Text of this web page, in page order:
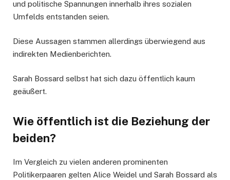
und politische Spannungen innerhalb ihres sozialen
Umfelds entstanden seien.
Diese Aussagen stammen allerdings überwiegend aus
indirekten Medienberichten.
Sarah Bossard selbst hat sich dazu öffentlich kaum
geäußert.
Wie öffentlich ist die Beziehung der
beiden?
Im Vergleich zu vielen anderen prominenten
Politikerpaaren gelten Alice Weidel und Sarah Bossard als